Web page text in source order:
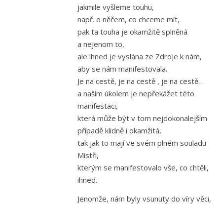
jakmile vyšleme touhu,
např. o něčem, co chceme mít,
pak ta touha je okamžitě splněná
a nejenom to,
ale ihned je vyslána ze Zdroje k nám,
aby se nám manifestovala.
Je na cestě, je na cestě , je na cestě…
a naším úkolem je nepřekážet této
manifestaci,
která může být v tom nejdokonalejším
případě klidně i okamžitá,
tak jak to mají ve svém plném souladu
Mistři,
kterým se manifestovalo vše, co chtěli,
ihned.
Jenomže, nám byly vsunuty do víry věci,